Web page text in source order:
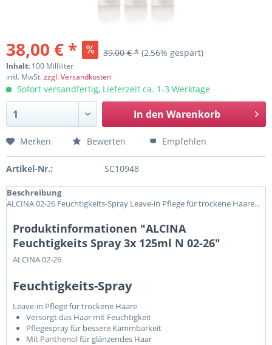
38,00 € * 39,00 € * (2,56% gespart)
Inhalt: 100 Milliliter
inkl. MwSt.zzgl. Versandkosten
Sofort versandfertig, Lieferzeit ca. 1-3 Werktage
In den Warenkorb
Merken Bewerten Empfehlen
Artikel-Nr.: SC10948
Beschreibung
ALCINA 02-26 Feuchtigkeits-Spray Leave-in Pflege für trockene Haare...
Produktinformationen "ALCINA
Feuchtigkeits Spray 3x 125ml N 02-26"
ALCINA 02-26
Feuchtigkeits-Spray
Leave-in Pflege für trockene Haare
Versorgt das Haar mit Feuchtigkeit
Pflegespray für bessere Kämmbarkeit
Mit Panthenol für glänzendes Haar